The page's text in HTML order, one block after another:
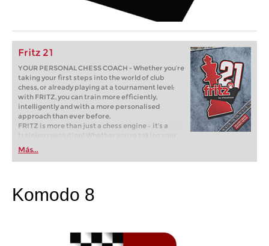
Fritz 21
YOUR PERSONAL CHESS COACH - Whether you’re
taking your first steps into the world of club
chess, or already playing at a tournament level:
with FRITZ, you can train more efficiently,
intelligently and with a more personalised
approach than ever before.
FRITZ is more than just a chess engine – it’s a
training revolution! Whether you’re taking your
first steps into the world of club chess, or already
playing at a tournament level: with FRITZ, you can
train more efficiently, intelligently and with a
Más...
Komodo 8